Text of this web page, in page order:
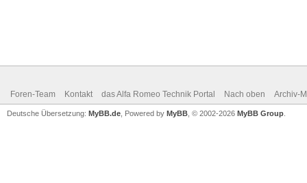
Foren-Team Kontakt das Alfa Romeo Technik Portal Nach oben Archiv-
Deutsche Übersetzung: MyBB.de , Powered by MyBB , © 2002-2026 MyBB Group